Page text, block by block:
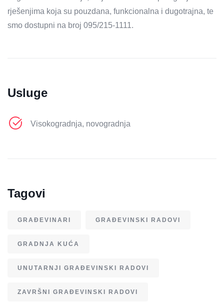
rješenjima koja su pouzdana, funkcionalna i dugotrajna, te
smo dostupni na broj 095/215-1111.
Usluge
Visokogradnja, novogradnja
Tagovi
GRAĐEVINARI GRAĐEVINSKI RADOVI
GRADNJA KUĆA
UNUTARNJI GRAĐEVINSKI RADOVI
ZAVRŠNI GRAĐEVINSKI RADOVI